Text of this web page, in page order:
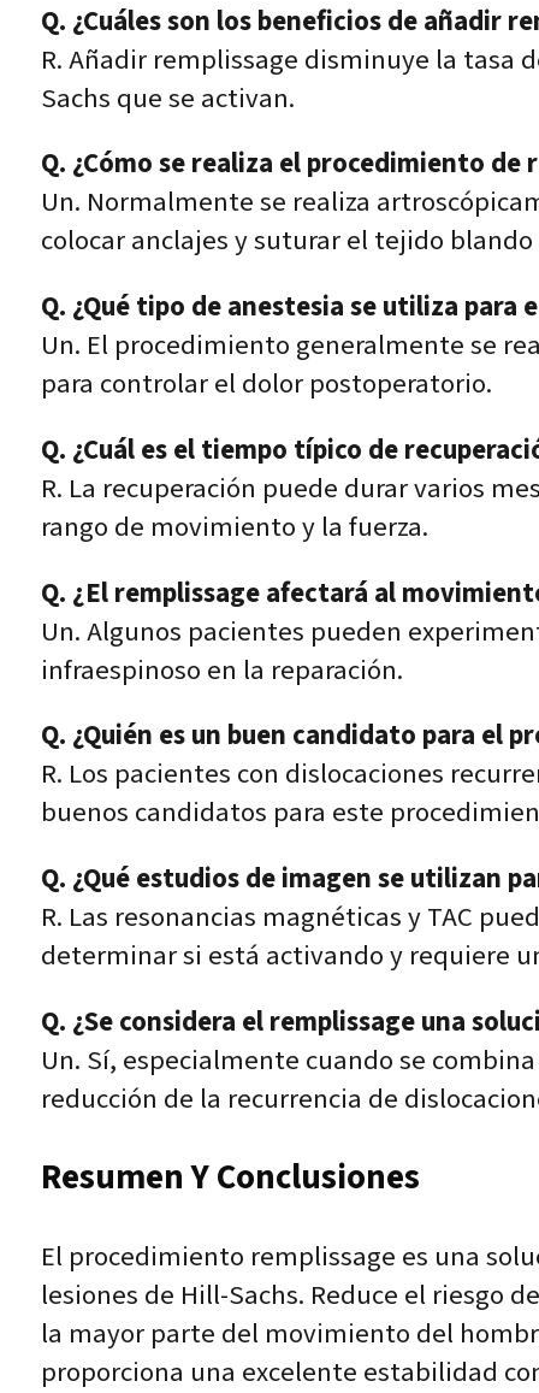
Q. ¿Cuáles son los beneficios de añadir
R. Añadir remplissage disminuye la tasa
Sachs que se activan.
Q. ¿Cómo se realiza el procedimiento de
Un. Normalmente se realiza
colocar anclajes y suturar el tejido
Q. ¿Qué tipo de anestesia se utiliza
Un. El procedimiento generalmente se
para controlar el dolor postoperatorio.
Q. ¿Cuál es el tiempo típico de
R. La recuperación puede durar varios
rango de movimiento y la fuerza.
Q. ¿El remplissage afectará al
Un. Algunos pacientes pueden
infraespinoso en la reparación.
Q. ¿Quién es un buen candidato para el
R. Los pacientes con dislocaciones
buenos candidatos para este
Q. ¿Qué estudios de imagen se utilizan
R. Las resonancias magnéticas y TAC
determinar si está activando y requiere
Q. ¿Se considera el remplissage una
Un. Sí, especialmente cuando se
reducción de la recurrencia de
Resumen Y Conclusiones
El procedimiento remplissage es una
lesiones de Hill-Sachs. Reduce el riesgo
la mayor parte del movimiento del
proporciona una excelente estabilidad